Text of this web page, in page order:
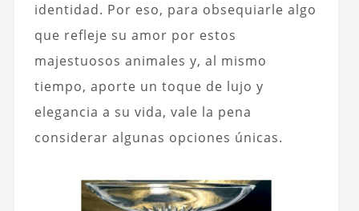
identidad. Por eso, para obsequiarle algo
que refleje su amor por estos
majestuosos animales y, al mismo
tiempo, aporte un toque de lujo y
elegancia a su vida, vale la pena
considerar algunas opciones únicas.